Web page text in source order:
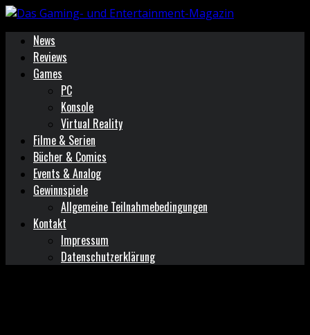
News
Reviews
Games
PC
Konsole
Virtual Reality
Filme & Serien
Bücher & Comics
Events & Analog
Gewinnspiele
Allgemeine Teilnahmebedingungen
Kontakt
Impressum
Datenschutzerklärung